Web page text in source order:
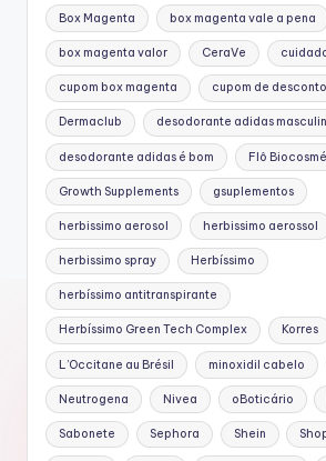
Box Magenta box magenta vale a pena
box magenta valor CeraVe
cupom box magenta cupom de
Dermaclub desodorante adidas
desodorante adidas é bom Flô
Growth Supplements gsuplementos
herbissimo aerosol herbissimo aerossol
herbissimo spray Herbíssimo
herbíssimo antitranspirante
Herbíssimo Green Tech Complex Korres
L’Occitane au Brésil minoxidil cabelo
Neutrogena Nivea oBoticário
Sabonete Sephora Shein